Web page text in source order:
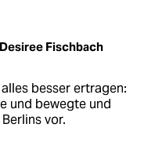
Desiree Fischbach
besser ertragen:
und bewegte und
vor.